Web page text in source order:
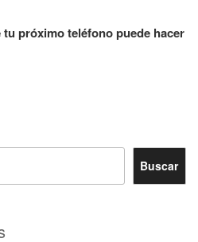
próximo teléfono puede hacer
Buscar